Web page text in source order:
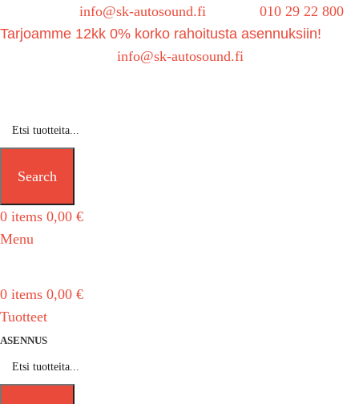
info@sk-autosound.fi
010 29 22 800
Tarjoamme 12kk 0% korko rahoitusta asennuksiin!
info@sk-autosound.fi
Search
0 items 0,00 €
Menu
0 items 0,00 €
Tuotteet
ASENNUS